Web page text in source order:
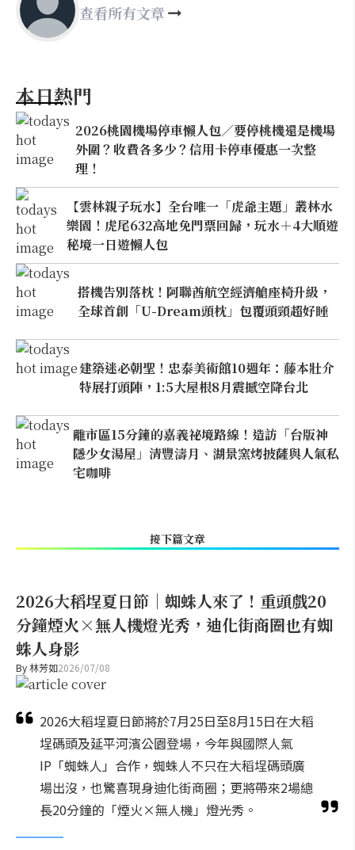
查看所有文章
本日熱門
2026桃園機場停車懶人包／要停桃機還是機場
外圍？收費各多少？信用卡停車優惠一次整
理！
【雲林親子玩水】全台唯一「虎爺主題」叢林水
樂園！虎尾632高地免門票回歸，玩水＋4大順遊
秘境一日遊懶人包
搭機告別落枕！阿聯酋航空經濟艙座椅升級，
全球首創「U-Dream頭枕」包覆頭頸超好睡
建築迷必朝聖！忠泰美術館10週年：藤本壯介
特展打頭陣，1:5大屋根8月震撼空降台北
離市區15分鐘的嘉義祕境路線！造訪「台版神
隱少女湯屋」清豐濤月、湖景窯烤披薩與人氣私
宅咖啡
接下篇文章
2026大稻埕夏日節｜蜘蛛人來了！重頭戲20
分鐘煙火×無人機燈光秀，迪化街商圈也有蜘
蛛人身影
By林芳如2026/07/08
2026大稻埕夏日節將於7月25日至8月15日在大稻
埕碼頭及延平河濱公園登場，今年與國際人氣
IP「蜘蛛人」合作，蜘蛛人不只在大稻埕碼頭廣
場出沒，也驚喜現身迪化街商圈；更將帶來2場總
長20分鐘的「煙火×無人機」燈光秀。